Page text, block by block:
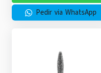
Pedir via WhatsApp